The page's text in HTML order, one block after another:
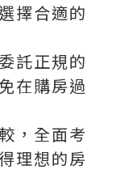
擇合適的
託正規的
在購房過
，全面考
理想的房